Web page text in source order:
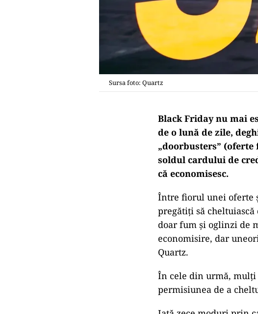
Sursa foto: Quartz
Black Friday nu mai
de o lună de zile,
„doorbusters”
soldul cardului de
că economisesc.
Între fiorul unei oferte
pregătiți să
doar fum și oglinzi de
economisire, dar
Quartz.